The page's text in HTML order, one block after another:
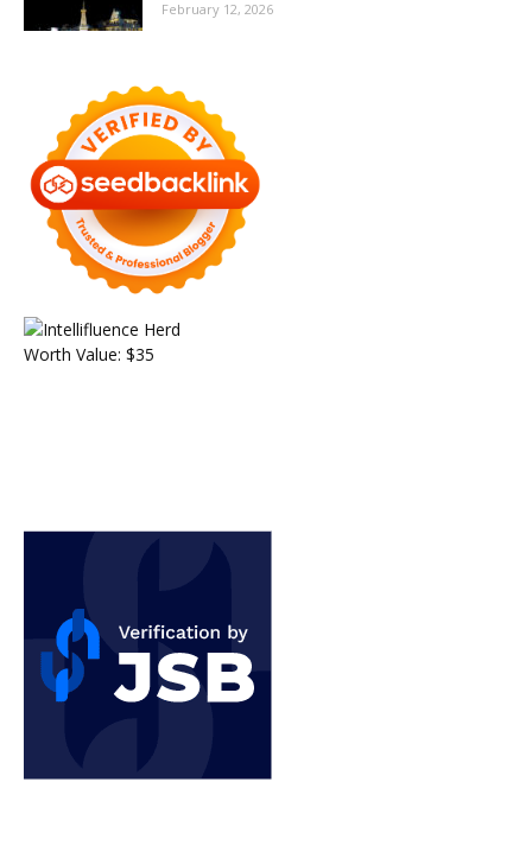
February 12, 2026